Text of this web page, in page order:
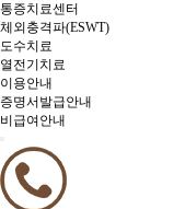
통증치료센터
체외충격파(ESWT)
도수치료
열전기치료
이용안내
증명서발급안내
비급여안내